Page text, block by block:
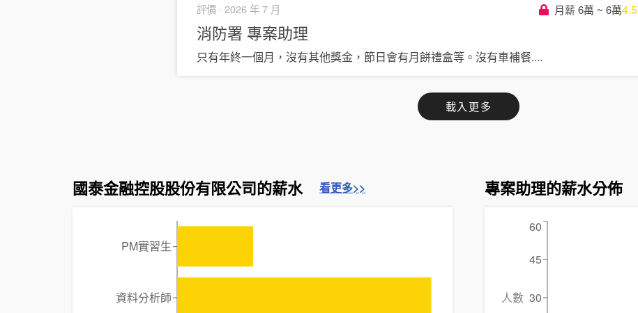
評價 · 2026 年 7 月 月薪 6萬 ~ 6萬4.5
消防署 專案助理
只有年終一個月，沒有其他獎金，節日會有月餅禮盒等。沒有車補餐....
載入更多
國泰金融控股股份有限公司的薪水 看更多>>
PM實習生
資料分析師
專案助理的薪水分佈
30
45
60
人數